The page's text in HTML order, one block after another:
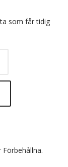
som får tidig
Förbehållna.